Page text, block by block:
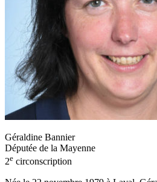
Géraldine Bannier
Députée de la Mayenne
2e circonscription